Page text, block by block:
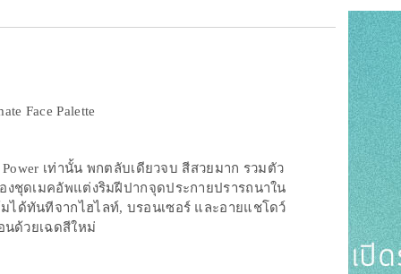
Face Palette
เท่านั้น พกตลับเดียวจบ สีสวยมาก รวมตัว
ชุดเมคอัพแต่งริมฝีปากจุดประกายปรารถนาใน
ได้ทันทีจากไฮไลท์, บรอนเซอร์ และอายแชโดว์
นด้วยเฉดสีใหม่